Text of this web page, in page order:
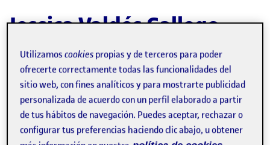
Jessica Valdés Gallego
Publicado por
Publicado por
Jessica Valdés Gallego
Visibilidad:
Pública-Fecha de publicación
16 Jun 202516 junio, 2025 10:11 pm
-comentarioen R5. Diseño de interacción –
Utilizamoscookies propias y de terceros para poder
ofrecerte correctamente todas las funcionalidades del
sitio web, con fines analíticos y para mostrarte publicidad
personalizada de acuerdo con un perfil elaborado a partir
de tus hábitos de navegación. Puedes aceptar, rechazar o
configurar tus preferencias haciendo clic abajo, u obtener